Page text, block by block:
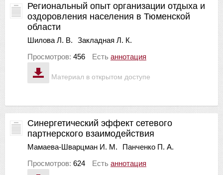
Материал в открытом доступе
Региональный опыт организации отдыха и
оздоровления населения в Тюменской
области
Шилова Л. В.
Закладная Л. К.
Просмотров: 456 Есть аннотация
Синергетический эффект сетевого
партнерского взаимодействия
Мамаева-Шварцман И. М.
Панченко П. А.
Просмотров: 624 Есть аннотация